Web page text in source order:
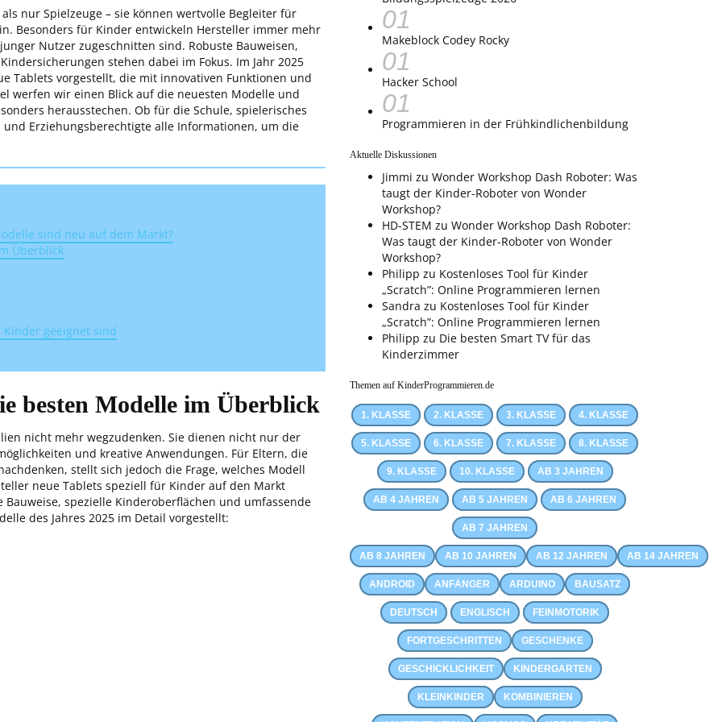
nur Spielzeuge – sie können wertvolle Begleiter für
Besonders für Kinder entwickeln Hersteller immer mehr
Nutzer zugeschnitten sind. Robuste Bauweisen,
stehen dabei im Fokus. Im Jahr 2025
Tablets vorgestellt, die mit innovativen Funktionen und
werfen wir einen Blick auf die neuesten Modelle und
herausstechen. Ob für die Schule, spielerisches
Erziehungsberechtigte alle Informationen, um die
sind neu auf dem Markt?
Überblick
geeignet sind
besten Modelle im Überblick
nicht mehr wegzudenken. Sie dienen nicht nur der
und kreative Anwendungen. Für Eltern, die
stellt sich jedoch die Frage, welches Modell
neue Tablets speziell für Kinder auf den Markt
spezielle Kinderoberflächen und umfassende
des Jahres 2025 im Detail vorgestellt:
Makeblock Codey Rocky
Hacker School
Programmieren in der Frühkindlichenbildung
Aktuelle Diskussionen
Jimmi zu Wonder Workshop Dash Roboter: Was
taugt der Kinder-Roboter von Wonder
Workshop?
HD-STEM zu Wonder Workshop Dash Roboter:
Was taugt der Kinder-Roboter von Wonder
Workshop?
Philipp zu Kostenloses Tool für Kinder
„Scratch”: Online Programmieren lernen
Sandra zu Kostenloses Tool für Kinder
„Scratch”: Online Programmieren lernen
Philipp zu Die besten Smart TV für das
Kinderzimmer
Themen auf KinderProgrammieren.de
1. KLASSE 2. KLASSE 3. KLASSE 4. KLASSE
5. KLASSE 6. KLASSE 7. KLASSE 8. KLASSE
9. KLASSE 10. KLASSE AB 3 JAHREN
AB 4 JAHREN AB 5 JAHREN AB 6 JAHREN
AB 7 JAHREN
AB 8 JAHREN AB 10 JAHREN AB 12 JAHREN AB 14 JAHREN
ANDROID ANFÄNGER ARDUINO BAUSATZ
DEUTSCH ENGLISCH FEINMOTORIK
FORTGESCHRITTEN GESCHENKE
GESCHICKLICHKEIT KINDERGARTEN
KLEINKINDER KOMBINIEREN